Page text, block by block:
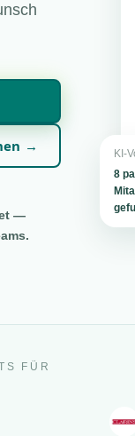
→
—
KI-
8
FÜR
Clarins